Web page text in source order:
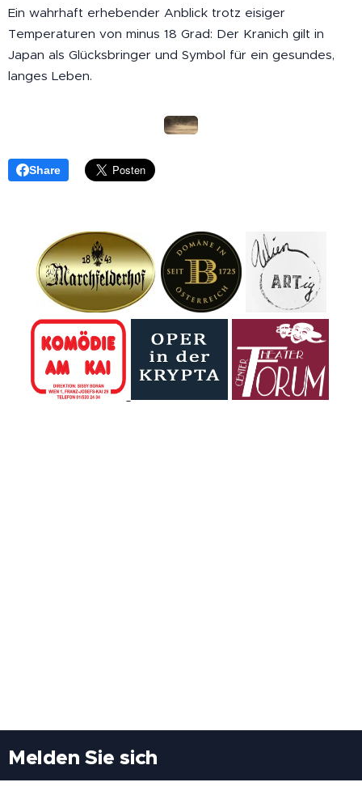
Ein wahrhaft erhebender Anblick trotz eisiger
Temperaturen von minus 18 Grad: Der Kranich gilt in
Japan als Glücksbringer und Symbol für ein gesundes,
langes Leben.
Share
Melden Sie sich